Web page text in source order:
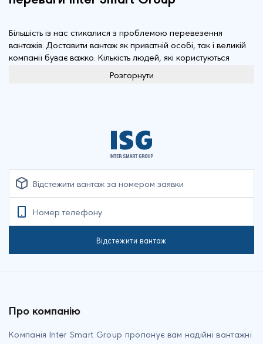
Більшість із нас стикалися з проблемою перевезення
вантажів. Доставити вантаж як приватній особі, так і великій
компанії буває важко. Кількість людей, які користуються
клієнтів звертаються в нашу компанію, якщо потрібно
перевезти матеріали для ремонтних або будівельних робіт,
перевезти сировину для заводів або мінеральні добрива для
фермерів, перевезти великогабаритне обладнання — все
це в нашій компетенції і не тільки.
Переваги співпраці з нами полягають у наступному:
Автомобілі по всій країні і на будь-який смак за
Доступна цінова політика — вартість
дорожче ніж у конкурентів якщо потрібно відразу
Розгорнути
Відстежити вантаж
Про компанію
Компанія Inter Smart Group пропонує вам надійні вантажні